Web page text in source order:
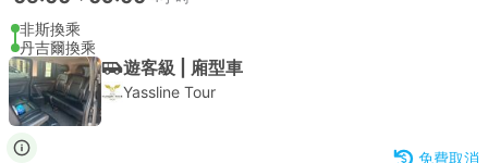
非斯換乘
丹吉爾換乘
遊客級 | 廂型車
Yassline Tour
免費取消